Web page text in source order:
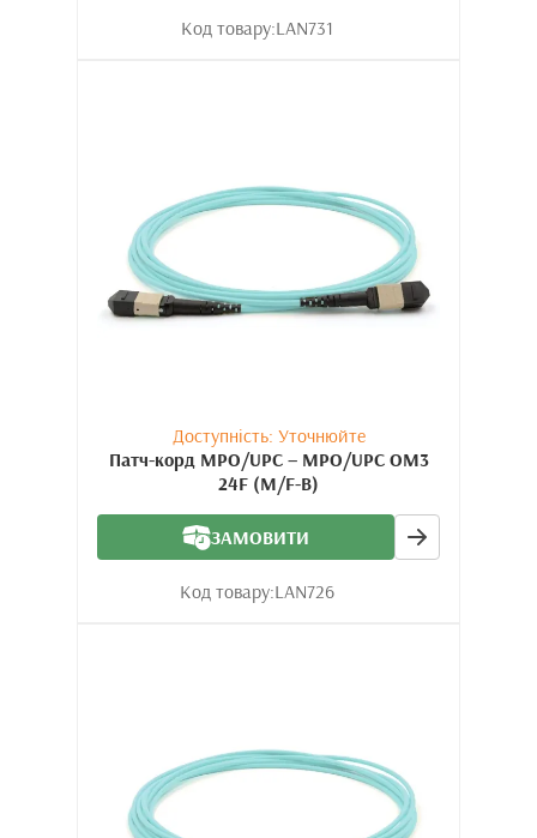
Код товару:LAN731
Доступність: Уточнюйте
Патч-корд MPO/UPC – MPO/UPC OM3
24F (M/F-B)
ЗАМОВИТИ
Код товару:LAN726